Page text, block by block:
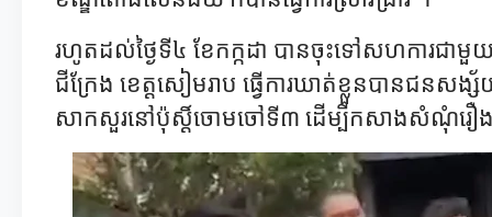
រហូតដល់ថ្ងៃទី៤ ខែកក្កដា បានចុះទៅសហការជាមួ
ជីក្រែង ខេត្តសៀមរាប ធ្វើការឃាត់ខ្លួនបានជន
សាកសួរនៅប៉ុស្តិ៍ចោមចៅទី៣ ដើម្បីកសាងសំណុំរឿងច